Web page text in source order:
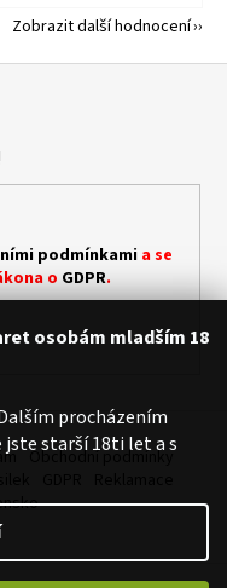
osobám mladším 18
procházením
starší 18ti let a s
Zobrazit další hodnocení
podmínkamia se
o GDPR.
Obchodní podmínky